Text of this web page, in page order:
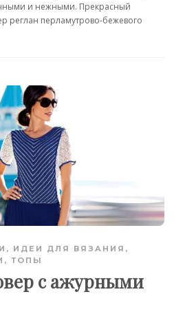
и нежными. Прекрасный
реглан перламутрово-бежевого
, ИДЕИ ДЛЯ ВЯЗАНИЯ ,
ТОПЫ
с ажурными